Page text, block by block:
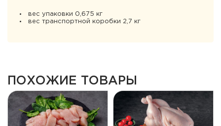
вес упаковки 0,675 кг
вес транспортной коробки 2,7 кг
ПОХОЖИЕ ТОВАРЫ